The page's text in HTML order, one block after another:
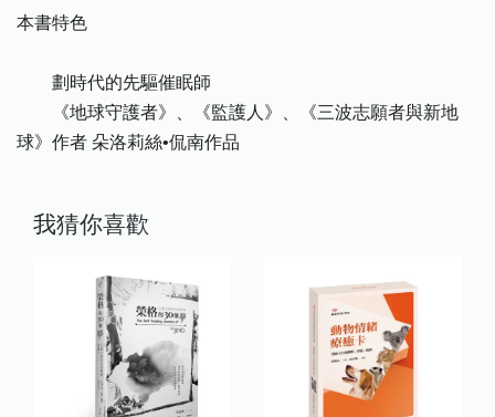
本書特色
劃時代的先驅催眠師
《地球守護者》、《監護人》、《三波志願者與新地
球》作者 朵洛莉絲•侃南作品
我猜你喜歡